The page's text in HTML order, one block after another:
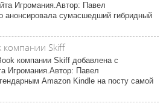
Игромания.Автор: Павел
анонсировала сумасшедший гибридный
Skiff
компании Skiff добавлена с
Игромания.Автор: Павел
Amazon Kindle на посту самой